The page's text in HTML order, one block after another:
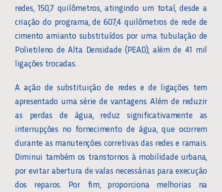
redes, 150,7 quilômetros, atingindo um total, desde a
criação do programa, de 607,4 quilômetros de rede de
cimento amianto substituídos por uma tubulação de
Polietileno de Alta Densidade (PEAD), além de 41 mil
ligações trocadas.
A ação de substituição de redes e de ligações tem
apresentado uma série de vantagens. Além de reduzir
as perdas de água, reduz significativamente as
interrupções no fornecimento de água, que ocorrem
durante as manutenções corretivas das redes e ramais.
Diminui também os transtornos à mobilidade urbana,
por evitar abertura de valas necessárias para execução
dos reparos. Por fim, proporciona melhorias na